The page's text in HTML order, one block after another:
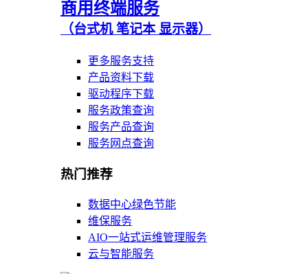
商用终端服务
（台式机 笔记本 显示器）
更多服务支持
产品资料下载
驱动程序下载
服务政策查询
服务产品查询
服务网点查询
热门推荐
数据中心绿色节能
维保服务
AIO一站式运维管理服务
云与智能服务